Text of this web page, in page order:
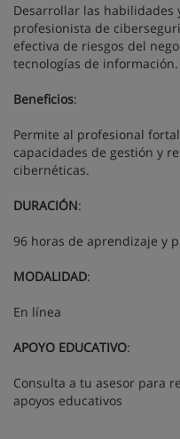
Desarrollar las habilidades
profesionista de
efectiva de riesgos del
tecnologías de información.
Beneficios:
Permite al profesional
capacidades de gestión y
cibernéticas.
DURACIÓN:
96 horas de aprendizaje y
MODALIDAD:
En línea
APOYO EDUCATIVO:
Consulta a tu asesor para
apoyos educativos